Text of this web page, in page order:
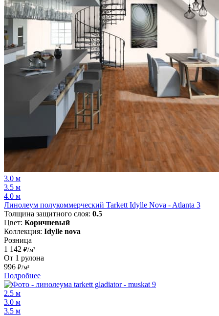
3.0 м
3.5 м
4.0 м
Линолеум полукоммерческий Tarkett Idylle Nova - Atlanta 3
Толщина защитного слоя: 0.5
Цвет: Коричневый
Коллекция: Idylle nova
Розница
1 142 ₽/м²
От 1 рулона
996 ₽/м²
Подробнее
2.5 м
3.0 м
3.5 м